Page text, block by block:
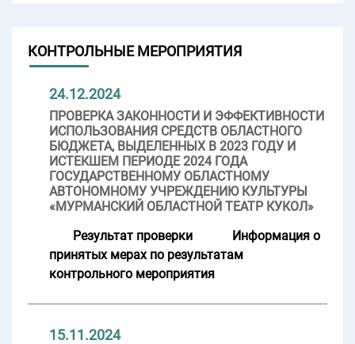
КОНТРОЛЬНЫЕ МЕРОПРИЯТИЯ
24.12.2024
ПРОВЕРКА ЗАКОННОСТИ И ЭФФЕКТИВНОСТИ
ИСПОЛЬЗОВАНИЯ СРЕДСТВ ОБЛАСТНОГО
БЮДЖЕТА, ВЫДЕЛЕННЫХ В 2023 ГОДУ И
ИСТЕКШЕМ ПЕРИОДЕ 2024 ГОДА
ГОСУДАРСТВЕННОМУ ОБЛАСТНОМУ
АВТОНОМНОМУ УЧРЕЖДЕНИЮ КУЛЬТУРЫ
«МУРМАНСКИЙ ОБЛАСТНОЙ ТЕАТР КУКОЛ»
Результат проверки
Информация о
принятых мерах по результатам
контрольного мероприятия
15.11.2024